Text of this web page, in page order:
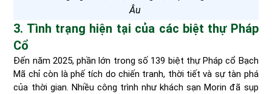
Âu
3. Tình trạng hiện tại của các biệt thự Pháp
Cổ
Đến năm 2025, phần lớn trong số 139 biệt thự Pháp cổ Bạch
Mã chỉ còn là phế tích do chiến tranh, thời tiết và sự tàn phá
của thời gian. Nhiều công trình như khách sạn Morin đã sụp